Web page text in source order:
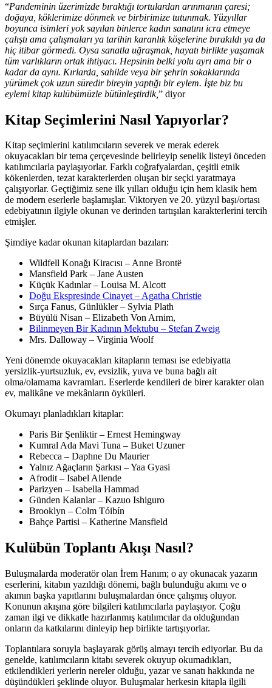
“Pandeminin üzerimizde bıraktığı tortulardan arınmanın çaresi;
doğaya, köklerimize dönmek ve birbirimize tutunmak. Yüzyıllar
boyunca isimleri yok sayılan binlerce kadın sanatını icra etmeye
çalıştı ama çalışmaları ya tarihin karanlık köşelerine bırakıldı ya da
hiç itibar görmedi. Oysa sanatla uğraşmak, hayatı birlikte yaşamak
tüm varlıkların ortak ihtiyacı. Hepsinin belki yolu ayrı ama bir o
kadar da aynı. Kırlarda, sahilde veya bir şehrin sokaklarında
yürümek çok uzun süredir bireyin yaptığı bir eylem. İşte biz bu
eylemi kitap kulübümüzle bütünleştirdik,” diyor
Kitap Seçimlerini Nasıl Yapıyorlar?
Kitap seçimlerini katılımcıların severek ve merak ederek
okuyacakları bir tema çerçevesinde belirleyip senelik listeyi önceden
katılımcılarla paylaşıyorlar. Farklı coğrafyalardan, çeşitli etnik
kökenlerden, tezat karakterlerden oluşan bir seçki yaratmaya
çalışıyorlar. Geçtiğimiz sene ilk yılları olduğu için hem klasik hem
de modern eserlerle başlamışlar. Viktoryen ve 20. yüzyıl başı/ortası
edebiyatının ilgiyle okunan ve derinden tartışılan karakterlerini tercih
etmişler.
Şimdiye kadar okunan kitaplardan bazıları:
Wildfell Konağı Kiracısı – Anne Brontë
Mansfield Park – Jane Austen
Küçük Kadınlar – Louisa M. Alcott
Doğu Ekspresinde Cinayet – Agatha Christie
Sırça Fanus, Günlükler – Sylvia Plath
Büyülü Nisan – Elizabeth Von Arnim,
Bilinmeyen Bir Kadının Mektubu – Stefan Zweig
Mrs. Dalloway – Virginia Woolf
Yeni dönemde okuyacakları kitapların teması ise edebiyatta
yersizlik-yurtsuzluk, ev, evsizlik, yuva ve buna bağlı ait
olma/olamama kavramları. Eserlerde kendileri de birer karakter olan
ev, malikâne ve mekânların öyküleri.
Okumayı planladıkları kitaplar:
Paris Bir Şenliktir – Ernest Hemingway
Kumral Ada Mavi Tuna – Buket Uzuner
Rebecca – Daphne Du Maurier
Yalnız Ağaçların Şarkısı – Yaa Gyasi
Afrodit – Isabel Allende
Parizyen – Isabella Hammad
Günden Kalanlar – Kazuo Ishiguro
Brooklyn – Colm Tóibín
Bahçe Partisi – Katherine Mansfield
Kulübün Toplantı Akışı Nasıl?
Buluşmalarda moderatör olan İrem Hanım; o ay okunacak yazarın
eserlerini, kitabın yazıldığı dönemi, bağlı bulunduğu akımı ve o
akımın başka yapıtlarını buluşmalardan önce çalışmış oluyor.
Konunun akışına göre bilgileri katılımcılarla paylaşıyor. Çoğu
zaman ilgi ve dikkatle hazırlanmış katılımcılar da olduğundan
onların da katkılarını dinleyip hep birlikte tartışıyorlar.
Toplantılara soruyla başlayarak görüş almayı tercih ediyorlar. Bu da
genelde, katılımcıların kitabı severek okuyup okumadıkları,
etkilendikleri yerlerin nereler olduğu, yazar ve sanatı hakkında ne
düşündükleri şeklinde oluyor. Buluşmalar herkesin kitapla ilgili